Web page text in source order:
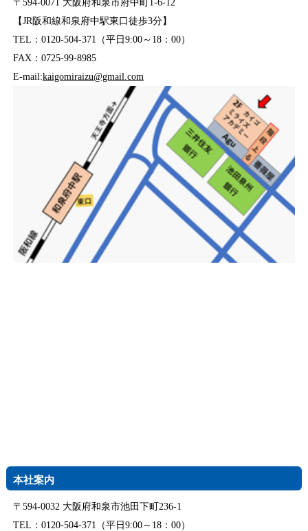
〒594-0071 大阪府和泉市府中町1-6-12
【JR阪和線和泉府中駅東口徒歩3分】
TEL：0120-504-371（平日9:00～18：00）
FAX：0725-99-8985
E-mail:kaigomiraizu@gmail.com
本社案内
〒594-0032 大阪府和泉市池田下町236-1
TEL：0120-504-371（平日9:00～18：00）